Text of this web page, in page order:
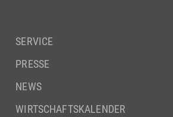
SERVICE
PRESSE
NEWS
WIRTSCHAFTSKALENDER